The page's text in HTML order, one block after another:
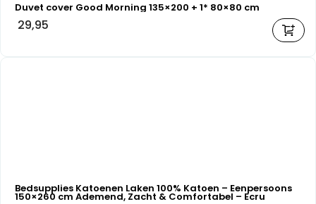
Duvet cover Good Morning 135×200 + 1* 80×80 cm
29,95
Bedsupplies Katoenen Laken 100% Katoen – Eenpersoons
150×260 cm Ademend, Zacht & Comfortabel – Ecru